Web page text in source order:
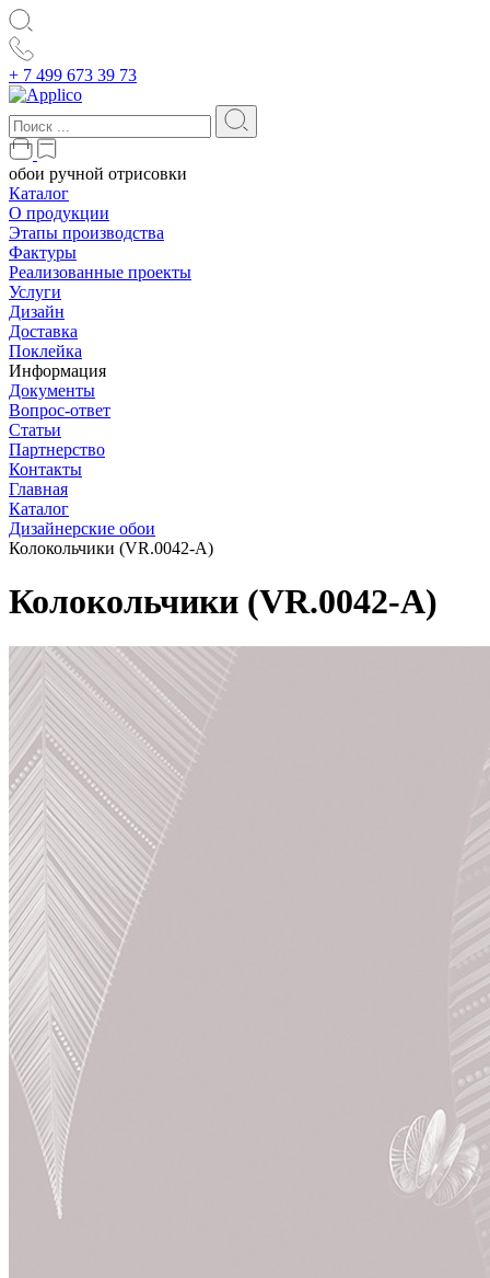
+ 7 499 673 39 73
обои ручной отрисовки
Каталог
О продукции
Этапы производства
Фактуры
Реализованные проекты
Услуги
Дизайн
Доставка
Поклейка
Информация
Документы
Вопрос-ответ
Статьи
Партнерство
Контакты
Главная
Каталог
Дизайнерские обои
Колокольчики (VR.0042-A)
Колокольчики (VR.0042-A)